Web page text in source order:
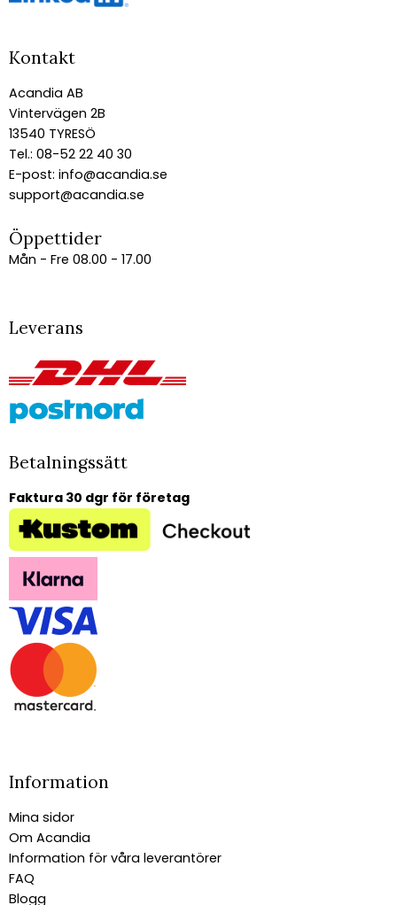
Kontakt
Acandia AB
Vintervägen 2B
13540 TYRESÖ
Tel.: 08-52 22 40 30
E-post: info@acandia.se
support@acandia.se
Öppettider
Mån - Fre 08.00 - 17.00
Leverans
Betalningssätt
Faktura 30 dgr för företag
Information
Mina sidor
Om Acandia
Information för våra leverantörer
FAQ
Blogg